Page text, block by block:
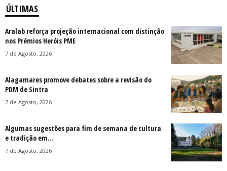
ÚLTIMAS
Aralab reforça projeção internacional com distinção
nos Prémios Heróis PME
7 de Agosto, 2026
Alagamares promove debates sobre a revisão do
PDM de Sintra
7 de Agosto, 2026
Algumas sugestões para fim de semana de cultura
e tradição em...
7 de Agosto, 2026